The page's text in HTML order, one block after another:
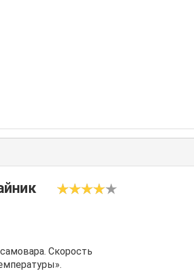
Скорость